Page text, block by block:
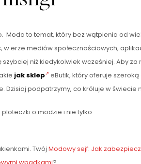
Moda to temat, który bez wątpienia od
erze mediów społecznościowych,
niż kiedykolwiek wcześniej. Aby za
jak sklep eButik, który oferuje
Dzisiaj podpatrzymy, co króluje w świecie
o modzie i nie tylko
Twój Modowy sejf: Jak